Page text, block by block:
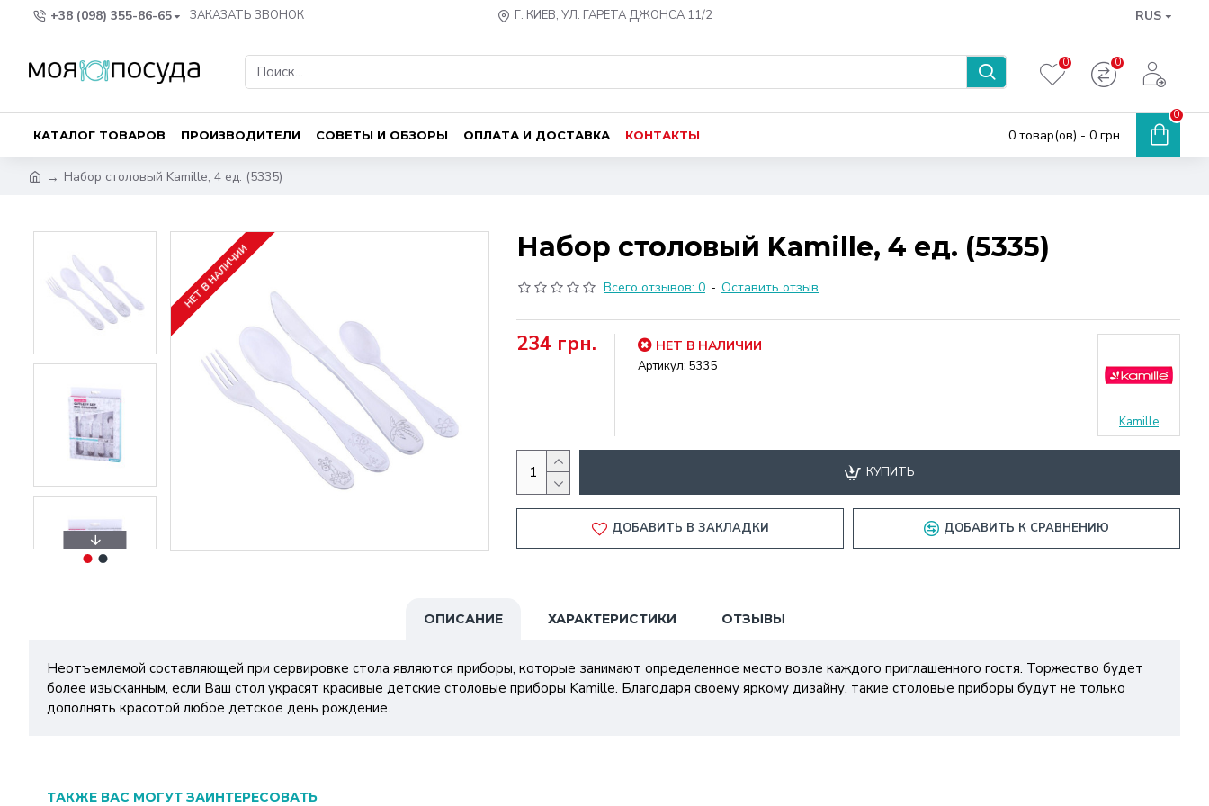
+38 (098) 355-86-65 ЗАКАЗАТЬ ЗВОНОК Г. КИЕВ, УЛ. ГАРЕТА ДЖОНСА 11/2 RUS
0 0
КАТАЛОГ ТОВАРОВ ПРОИЗВОДИТЕЛИ СОВЕТЫ И ОБЗОРЫ ОПЛАТА И ДОСТАВКА КОНТАКТЫ 0 товар(ов) - 0 грн.
0
Набор столовый Kamille, 4 ед. (5335)
НЕТ В НАЛИЧИИ Набор столовый Kamille, 4 ед. (5335)
Всего отзывов: 0 - Оставить отзыв
234 грн. НЕТ В НАЛИЧИИ
Артикул: 5335
Kamille
КУПИТЬ
ДОБАВИТЬ В ЗАКЛАДКИ ДОБАВИТЬ К СРАВНЕНИЮ
ОПИСАНИЕ ХАРАКТЕРИСТИКИ ОТЗЫВЫ
Неотъемлемой составляющей при сервировке стола являются приборы, которые занимают определенное место возле каждого приглашенного гостя. Торжество будет
более изысканным, если Ваш стол украсят красивые детские столовые приборы Kamille. Благодаря своему яркому дизайну, такие столовые приборы будут не только
дополнять красотой любое детское день рождение.
ТАКЖЕ ВАС МОГУТ ЗАИНТЕРЕСОВАТЬ